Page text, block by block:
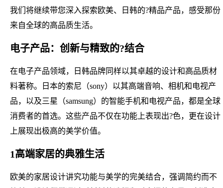
我们将继续带您深入探索欧美、日韩的?精品产品，感受那份
来自全球的高品质生活。
电子产品：创新与精致的?结合
在电子产品领域，日韩品牌同样以其卓越的设计和高品质材
料著称。日本的索尼（sony）以其高端音响、相机和电视产
品，以及三星（samsung）的智能手机和电视产品，都是全球
消费者的首选。这些产品不仅在功能上表现出?色，更在设计
上展现出极高的美学价值。
1高端家居的典雅生活
欧美的家居设计讲究功能与美学的完美结合，强调简约而不